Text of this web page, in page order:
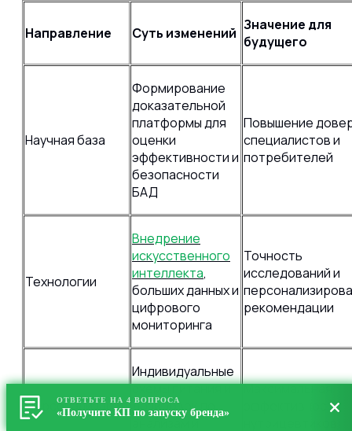
Направление Суть изменений Значение для
будущего
Научная база
Формирование
доказательной
платформы для
оценки
эффективности и
безопасности
БАД
Повышение
специалистов и
потребителей
Технологии
Внедрение
искусственного
интеллекта,
больших данных и
цифрового
мониторинга
Точность
исследований и
рекомендации
Персонализация
Индивидуальные
схемы питания и
дозировок по
анализам и
Максимальная
эффективность
ОТВЕТЬТЕ НА 4 ВОПРОСА
«Получите КП по запуску бренда»